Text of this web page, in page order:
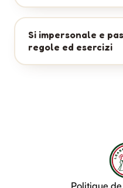
Si impersonale e
regole ed esercizi